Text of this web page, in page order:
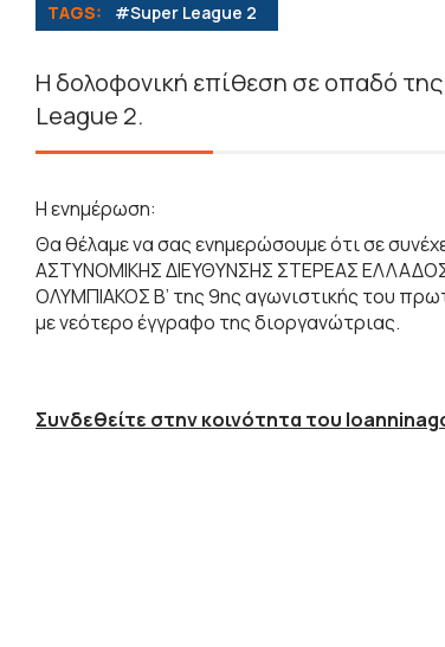
TAGS: #Super League 2
Η δολοφονική επίθεση σε οπαδό
League 2.
Η ενημέρωση:
Θα θέλαμε να σας ενημερώσουμε ότι σε
ΑΣΤΥΝΟΜΙΚΗΣ ΔΙΕΥΘΥΝΣΗΣ ΣΤΕΡΕΑΣ
ΟΛΥΜΠΙΑΚΟΣ Β’ της 9ης αγωνιστικής του
με νεότερο έγγραφο της διοργανώτριας.
Συνδεθείτε στην κοινότητα του